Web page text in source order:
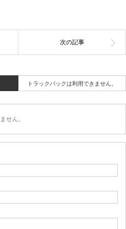
トラックバックは利用できません。
せん。